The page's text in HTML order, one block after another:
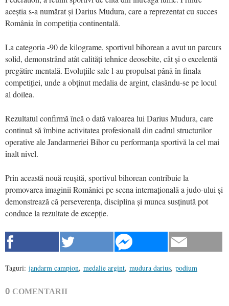
aceștia s-a numărat și Darius Mudura, care a reprezentat cu succes
România în competiția continentală.
La categoria -90 de kilograme, sportivul bihorean a avut un parcurs
solid, demonstrând atât calități tehnice deosebite, cât și o excelentă
pregătire mentală. Evoluțiile sale l-au propulsat până în finala
competiției, unde a obținut medalia de argint, clasându-se pe locul
al doilea.
Rezultatul confirmă încă o dată valoarea lui Darius Mudura, care
continuă să îmbine activitatea profesională din cadrul structurilor
operative ale Jandarmeriei Bihor cu performanța sportivă la cel mai
înalt nivel.
Prin această nouă reușită, sportivul bihorean contribuie la
promovarea imaginii României pe scena internațională a judo-ului și
demonstrează că perseverența, disciplina și munca susținută pot
conduce la rezultate de excepție.
Taguri: jandarm campion, medalie argint, mudura darius, podium
0 COMENTARII